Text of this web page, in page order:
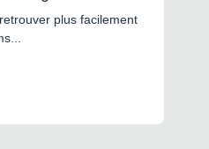
plus facilement